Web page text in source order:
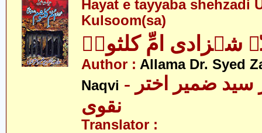
Hayat e tayyaba shehzadi
Kulsoom(sa)
شہزادی امِّ کلثومؑ
Author : Allama Dr. Syed
Naqvi - علامہ ڈاکٹر سید ضمیر اختر
نقوی
Translator :